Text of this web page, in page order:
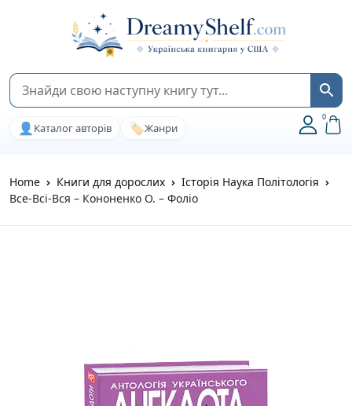
👤 Каталог авторів 🏷️Жанри
0
Home Книги для дорослих
Історія Наука Політологія
Все-Всi-Вся – Кононенко О. – Фоліо